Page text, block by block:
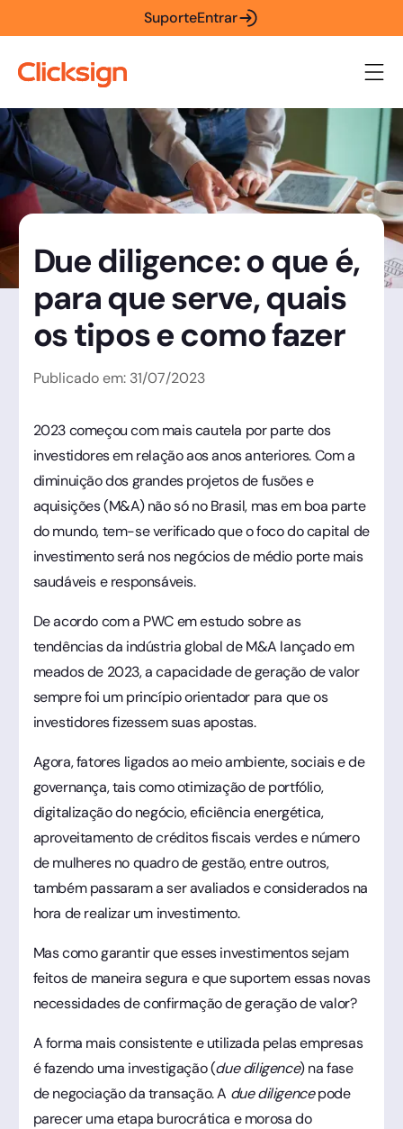
SuporteEntrar
Due diligence: o que é,
para que serve, quais
os tipos e como fazer
Publicado em: 31/07/2023
2023 começou com mais cautela por parte dos
investidores em relação aos anos anteriores. Com a
diminuição dos grandes projetos de fusões e
aquisições (M&A) não só no Brasil, mas em boa parte
do mundo, tem-se verificado que o foco do capital de
investimento será nos negócios de médio porte mais
saudáveis e responsáveis.
De acordo com a PWC em estudo sobre as
tendências da indústria global de M&A lançado em
meados de 2023, a capacidade de geração de valor
sempre foi um princípio orientador para que os
investidores fizessem suas apostas.
Agora, fatores ligados ao meio ambiente, sociais e de
governança, tais como otimização de portfólio,
digitalização do negócio, eficiência energética,
aproveitamento de créditos fiscais verdes e número
de mulheres no quadro de gestão, entre outros,
também passaram a ser avaliados e considerados na
hora de realizar um investimento.
Mas como garantir que esses investimentos sejam
feitos de maneira segura e que suportem essas novas
necessidades de confirmação de geração de valor?
A forma mais consistente e utilizada pelas empresas
é fazendo uma investigação (due diligence) na fase
de negociação da transação. A due diligencepode
parecer uma etapa burocrática e morosa do